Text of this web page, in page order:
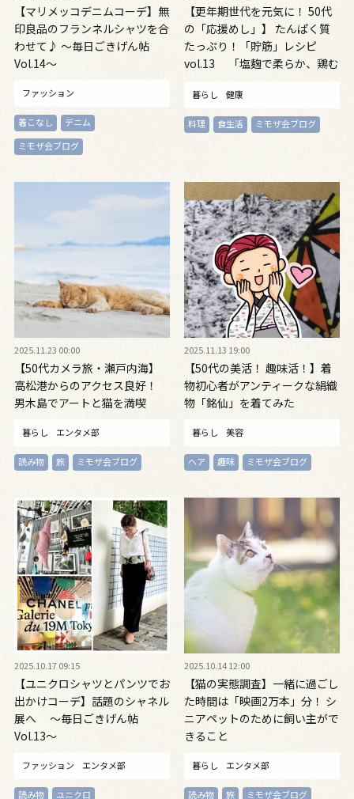
【マリメッコデニムコーデ】無
印良品のフランネルシャツを合
わせて♪ ～毎日ごきげん帖
Vol.14～
ファッション
着こなし
デニム
ミモザ会ブログ
【更年期世代を元気に！ 50代
の「応援めし」】 たんぱく質
たっぷり！「貯筋」レシピ
vol.13 「塩麹で柔らか、鶏む
ース）」 「さつま揚げと旬野
菜のみそ汁」
暮らし 健康
料理 食生活 ミモザ会ブログ
2025.11.23 00:00
【50代カメラ旅・瀬戸内海】
高松港からのアクセス良好！
男木島でアートと猫を満喫
暮らし エンタメ部
読み物 旅 ミモザ会ブログ
2025.11.13 19:00
【50代の美活！ 趣味活！】着
物初心者がアンティークな絹織
物「銘仙」を着てみた
暮らし 美容
ヘア 趣味 ミモザ会ブログ
2025.10.17 09:15
【ユニクロシャツとパンツでお
出かけコーデ】話題のシャネル
展へ ～毎日ごきげん帖
Vol.13～
ファッション エンタメ部
読み物
ユニクロ
2025.10.14 12:00
【猫の実態調査】一緒に過ごし
た時間は「映画2万本」分！ シ
ニアペットのために飼い主がで
きること
暮らし エンタメ部
読み物 旅 ミモザ会ブログ